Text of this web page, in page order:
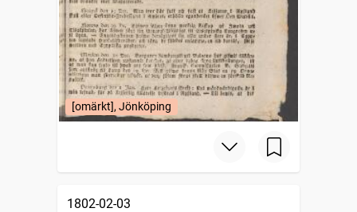
[omärkt], Jönköping
1802-02-03